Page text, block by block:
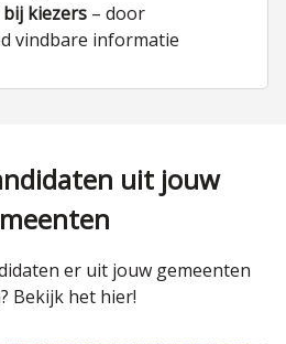
kiezers – door
vindbare informatie
uit jouw
er uit jouw gemeenten
Bekijk het hier!